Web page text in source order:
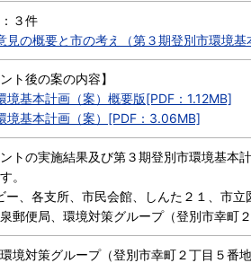
３件
見の概要と市の考え（第３期登別市環境
ト後の案の内容】
境基本計画（案）概要版[PDF：1.12MB]
境基本計画（案）[PDF：3.06MB]
トの実施結果及び第３期登別市環境基本
。
ー、各支所、市民会館、しんた２１、市
郵便局、環境対策グループ（登別市幸町
境対策グループ（登別市幸町２丁目５番